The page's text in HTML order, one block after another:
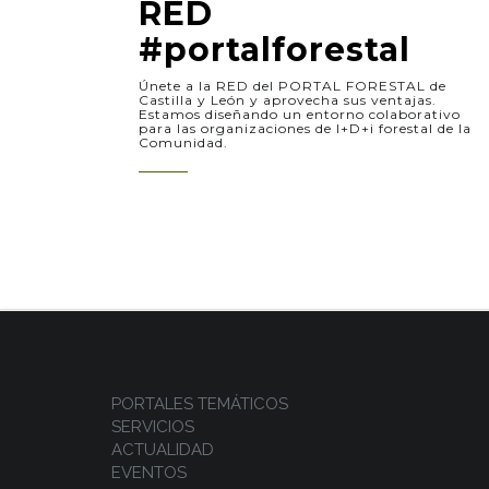
RED
#portalforestal
Únete a la RED del PORTAL FORESTAL de
Castilla y León y aprovecha sus ventajas.
Estamos diseñando un entorno colaborativo
para las organizaciones de I+D+i forestal de la
Comunidad.
PORTALES TEMÁTICOS
SERVICIOS
ACTUALIDAD
EVENTOS